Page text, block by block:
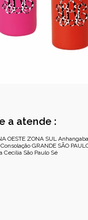
a atende :
OESTE ZONA SUL
Consolação GRANDE SÃO
Cecília São Paulo Sé